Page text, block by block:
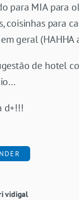
para MIA para
coisinhas para
geral (HAHHA
de hotel
d+!!!
vidigal